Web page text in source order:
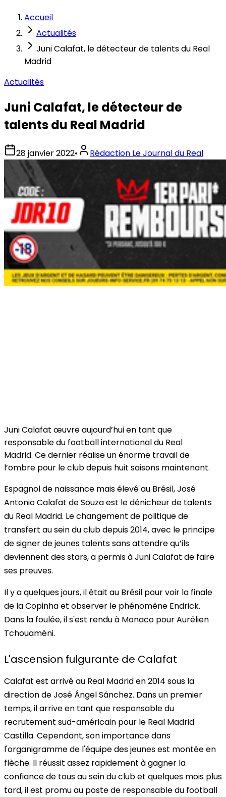
Accueil
Actualités
Juni Calafat, le détecteur de talents du Real
Madrid
Actualités
Juni Calafat, le détecteur de
talents du Real Madrid
28 janvier 2022• Rédaction Le Journal du Real
Juni Calafat œuvre aujourd’hui en tant que
responsable du football international du Real
Madrid. Ce dernier réalise un énorme travail de
l’ombre pour le club depuis huit saisons maintenant.
Espagnol de naissance mais élevé au Brésil, José
Antonio Calafat de Souza est le dénicheur de talents
du Real Madrid. Le changement de politique de
transfert au sein du club depuis 2014, avec le principe
de signer de jeunes talents sans attendre qu’ils
deviennent des stars, a permis à Juni Calafat de faire
ses preuves.
Il y a quelques jours, il était au Brésil pour voir la finale
de la Copinha et observer le phénomène Endrick.
Dans la foulée, il s'est rendu à Monaco pour Aurélien
Tchouaméni.
L'ascension fulgurante de Calafat
Calafat est arrivé au Real Madrid en 2014 sous la
direction de José Ángel Sánchez. Dans un premier
temps, il arrive en tant que responsable du
recrutement sud-américain pour le Real Madrid
Castilla. Cependant, son importance dans
l'organigramme de l'équipe des jeunes est montée en
flèche. Il réussit assez rapidement à gagner la
confiance de tous au sein du club et quelques mois plus
tard, il est promu au poste de responsable du football